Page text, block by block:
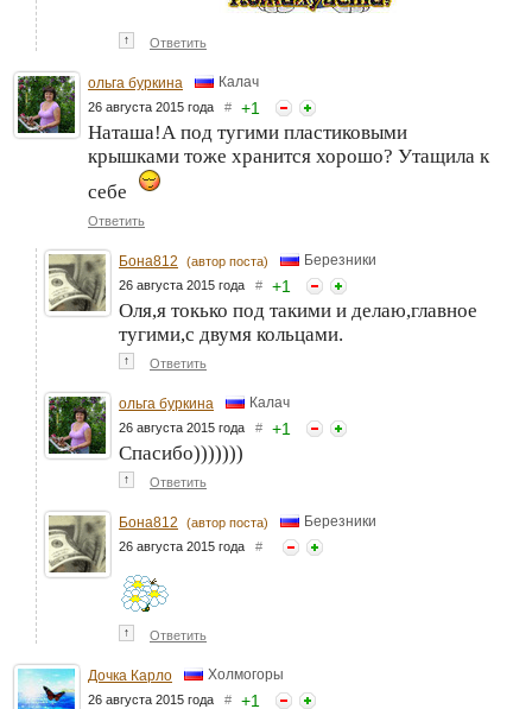
↑ Ответить
ольга буркина Калач
26 августа 2015 года # +1
Наташа!А под тугими пластиковыми
крышками тоже хранится хорошо? Утащила к
себе
Ответить
Бона812 (автор поста) Березники
26 августа 2015 года # +1
Оля,я токько под такими и делаю,главное
тугими,с двумя кольцами.
↑ Ответить
ольга буркина Калач
26 августа 2015 года # +1
Спасибо)))))))
↑ Ответить
Бона812 (автор поста) Березники
26 августа 2015 года #
↑ Ответить
Дочка Карло Холмогоры
26 августа 2015 года # +1